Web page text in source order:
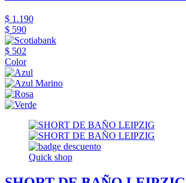
$ 1.190
$ 590
$ 502
Color
Quick shop